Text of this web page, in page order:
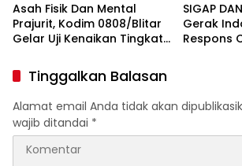
Asah Fisik Dan Mental
Prajurit, Kodim 0808/Blitar
Gelar Uji Kenaikan Tingkat
SIGAP
Gerak
Respons
Lalu Lintas
Tinggalkan Balasan
Alamat email Anda tidak akan
wajib ditandai *